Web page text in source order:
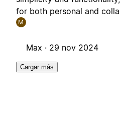
for both personal and
M
Max · 29 nov 2024
Cargar más